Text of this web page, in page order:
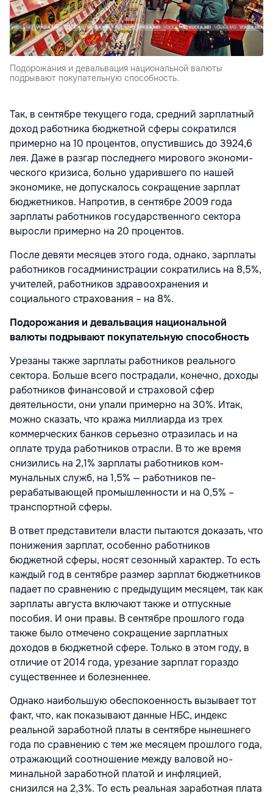
Подорожания и девальвация национальной валюты
подрывают покупательную способность.
Так, в сентябре текущего года, средний зарплатный
доход работ­ника бюджетной сферы сократил­ся
примерно на 10 процентов, опустившись до 3924,6
лея. Даже в раз­гар последнего мирового экономи­
ческого кризиса, больно ударивше­го по нашей
экономике, не допуска­лось сокращение зарплат
бюджетни­ков. Напротив, в сентябре 2009 года
зарплаты работников государствен­ного сектора
выросли примерно на 20 процентов.
После девяти месяцев этого года, однако, зарплаты
работников госадминистрации сократились на 8,5%,
учителей, работников здравоохранения и
социального страхова­ния – на 8%.
Подорожания и девальвация национальной
валюты подрывают покупательную способность
Урезаны также зарплаты работников ре­ального
сектора. Больше всего пострадали, конечно, доходы
работников финансовой и страховой сфер
деятельности, они упа­ли примерно на 30%. Итак,
можно сказать, что кража миллиарда из трех
коммерческих банков серьезно отразилась и на
оплате тру­да работников отрасли. В то же время
сни­зились на 2,1% зарплаты работников ком­
мунальных служб, на 1,5% — работников пе­
рерабатывающей промышленности и на 0,5% –
транспортной сферы.
В ответ представители власти пытаются доказать, что
понижения зарплат, особен­но работников
бюджетной сферы, носят се­зонный характер. То есть
каждый год в сен­тябре размер зарплат бюджетников
падает по сравнению с предыдущим месяцем, так как
зарплаты августа включают также и от­пускные
пособия. И они правы. В сентябре прошлого года
также было отмечено сокра­щение зарплатных
доходов в бюджетной сфере. Только в этом году, в
отличие от 2014 года, урезание зарплат гораздо
существен­нее и болезненнее.
Однако наибольшую обеспокоенность вызывает тот
факт, что, как показывают данные НБС, индекс
реальной заработной платы в сентябре нынешнего
года по срав­нению с тем же месяцем прошлого года,
от­ражающий соотношение между валовой но­
минальной заработной платой и инфляци­ей,
снизился на 2,3%. То есть реальная зара­ботная плата